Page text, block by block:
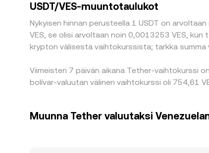
USDT/VES-muuntotaulukot
Nykyisen hinnan perusteella 1 USDT on
VES, se olisi arvoltaan noin 0,0013253 VES,
krypton välisestä vaihtokurssista; tarkka summa
Viimeisten 7 päivän aikana Tether-vaihtokurssi
bolívar-valuutan välinen vaihtokurssi oli 754,61
Muunna Tether valuutaksi